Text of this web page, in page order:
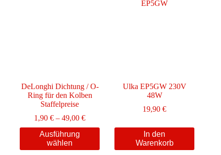
DeLonghi Dichtung / O-
Ring für den Kolben
Staffelpreise
1,90€ –49,00€Preisspanne:
1,90 €
Ausführung
wählen
Dieses
Produkt
weist
Ulka EP5GW 230V
48W
19,90€
In den
Warenkorb